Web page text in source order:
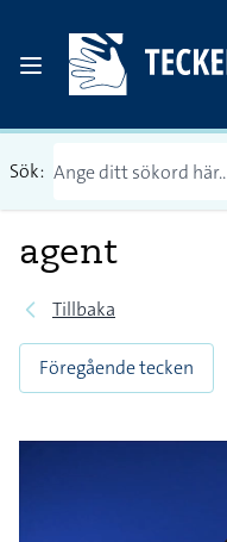
Sök:
agent
Tillbaka
Föregående tecken